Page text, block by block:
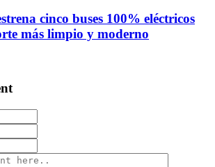
cinco buses 100% eléctricos
más limpio y moderno